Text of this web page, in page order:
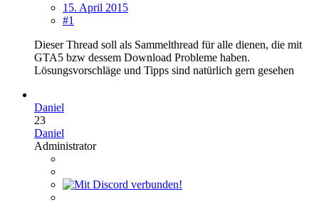
15. April 2015
#1
Dieser Thread soll als Sammelthread für alle dienen, die mit
GTA5 bzw dessem Download Probleme haben.
Lösungsvorschläge und Tipps sind natürlich gern gesehen
Daniel
23
Daniel
Administrator